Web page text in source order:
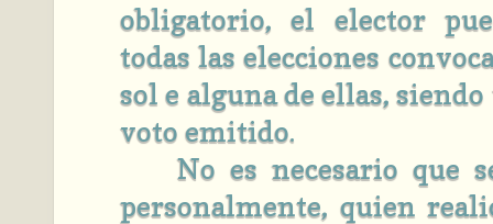
obligatorio, el elector
todas las elecciones
sol e alguna de ellas,
voto emitido.
No es necesario que
personalmente, quien